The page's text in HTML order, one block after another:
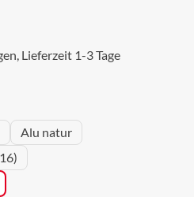
Lieferzeit 1-3 Tage
Alu natur